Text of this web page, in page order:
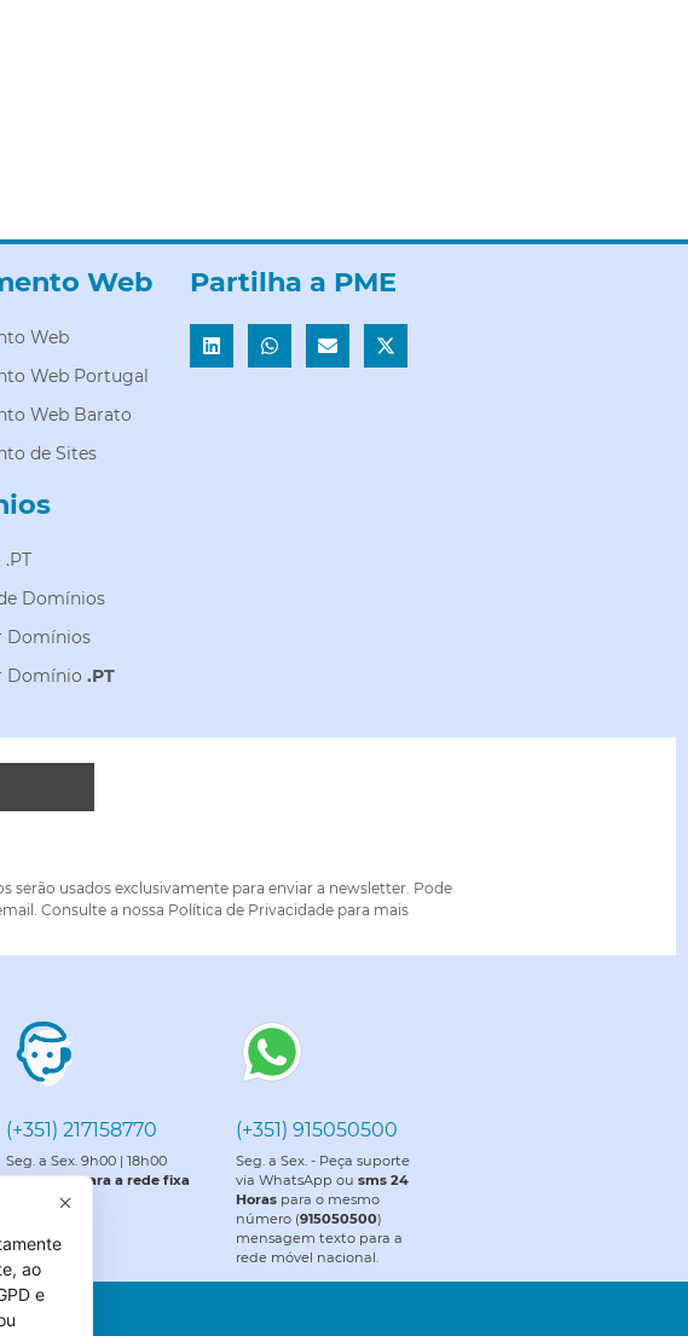
Web
Web
Web Portugal
Web Barato
de Sites
Domínios
Domínios
Domínio .PT
Partilha a PME
serão usados exclusivamente para enviar a newsletter. Pode
Consulte a nossa Política de Privacidade para mais
(+351) 217158770
Seg. a Sex. 9h00 | 18h00
Chamada para a rede fixa
nacional
(+351) 915050500
Seg. a Sex. - Peça suporte
via WhatsApp ou sms 24
Horaspara o mesmo
número (915050500)
mensagem texto para a
rede móvel nacional.
ao
e